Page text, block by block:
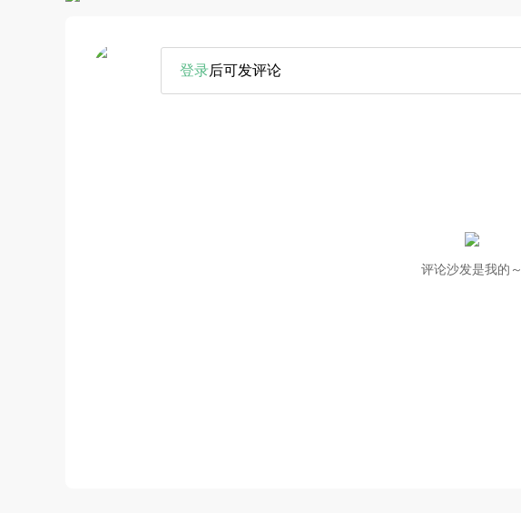
登录后可发评论
评论沙发是我的～